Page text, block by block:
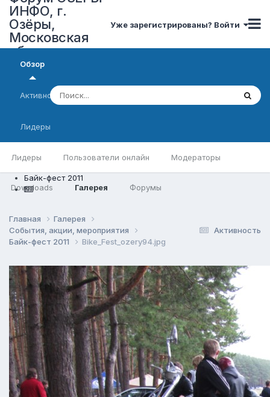
ИНФО, г.
Озёры,
Московская
область
Уже зарегистрированы? Войти
Обзор
Лидеры Пользователи онлайн Модераторы
Downloads Галерея Форумы
Активность
Лидеры
Байк-фест 2011
Активность
Главная
Галерея
События, акции, мероприятия
Байк-фест 2011
Bike_Fest_ozery94.jpg